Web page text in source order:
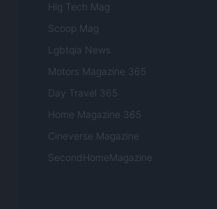
Hig Tech Mag
Scoop Mag
Lgbtqia News
Motors Magazine 365
Day Travel 365
Home Magazine 365
Cineverse Magazine
SecondHomeMagazine